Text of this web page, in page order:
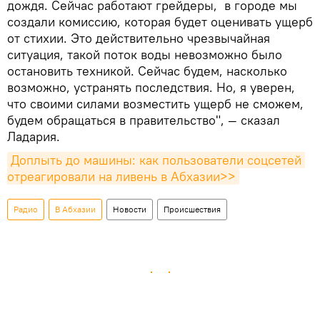
дождя. Сейчас работают грейдеры, в городе мы
создали комиссию, которая будет оценивать ущерб
от стихии. Это действительно чрезвычайная
ситуация, такой поток воды невозможно было
остановить техникой. Сейчас будем, насколько
возможно, устранять последствия. Но, я уверен,
что своими силами возместить ущерб не сможем,
будем обращаться в правительство", — сказал
Ладария.
Доплыть до машины: как пользователи соцсетей
отреагировали на ливень в Абхазии>>
Радио В Абхазии Новости Происшествия